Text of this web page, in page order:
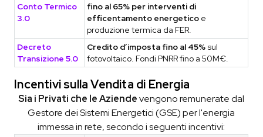
Conto Termico
3.0
fino al 65% per interventi di
efficentamento energetico e
produzione termica da FER.
Decreto
Transizione 5.0
Credito d’imposta fino al 45% sul
fotovoltaico. Fondi PNRR fino a 50M€.
Incentivi sulla Vendita di Energia
Sia i Privati che le Aziendevengono remunerate dal
Gestore dei Sistemi Energetici (GSE) per l'energia
immessa in rete, secondo i seguenti incentivi: